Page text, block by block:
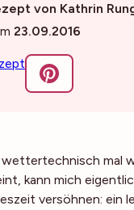
von Kathrin
23.09.2016
wettertechnisch mal
kann mich
versöhnen: ein